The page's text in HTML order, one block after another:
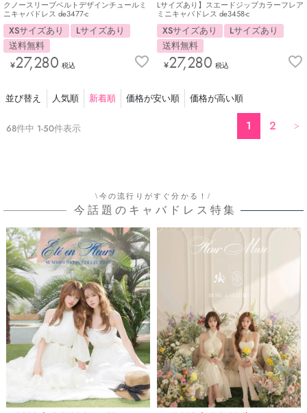
クノースリーブベルトデザインチュールミ
ニキャバドレス de3477-c
XSサイズあり
Lサイズあり
送料無料
¥27,280 税込
Lサイズあり】スエードジップカラーフレア
ミニキャバドレス de3458-c
XSサイズあり
Lサイズあり
送料無料
¥27,280 税込
並び替え 人気順 新着順 価格が安い順 価格が高い順
68件中 1-50件表示 1 2
\今の流行りがすぐ分かる！/
今話題のキャバドレス特集